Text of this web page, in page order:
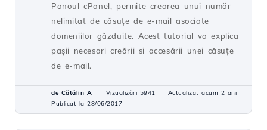
Panoul cPanel, permite crearea unui număr
nelimitat de căsuţe de e-mail asociate
domeniilor găzduite. Acest tutorial va explica
paşii necesari creării si accesării unei căsuţe
de e-mail.
de Cătălin A. Vizualizări 5941
Actualizat acum 2 ani
Publicat la 28/06/2017